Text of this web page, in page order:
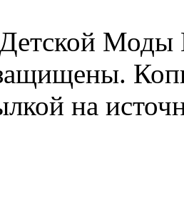
Моды
на